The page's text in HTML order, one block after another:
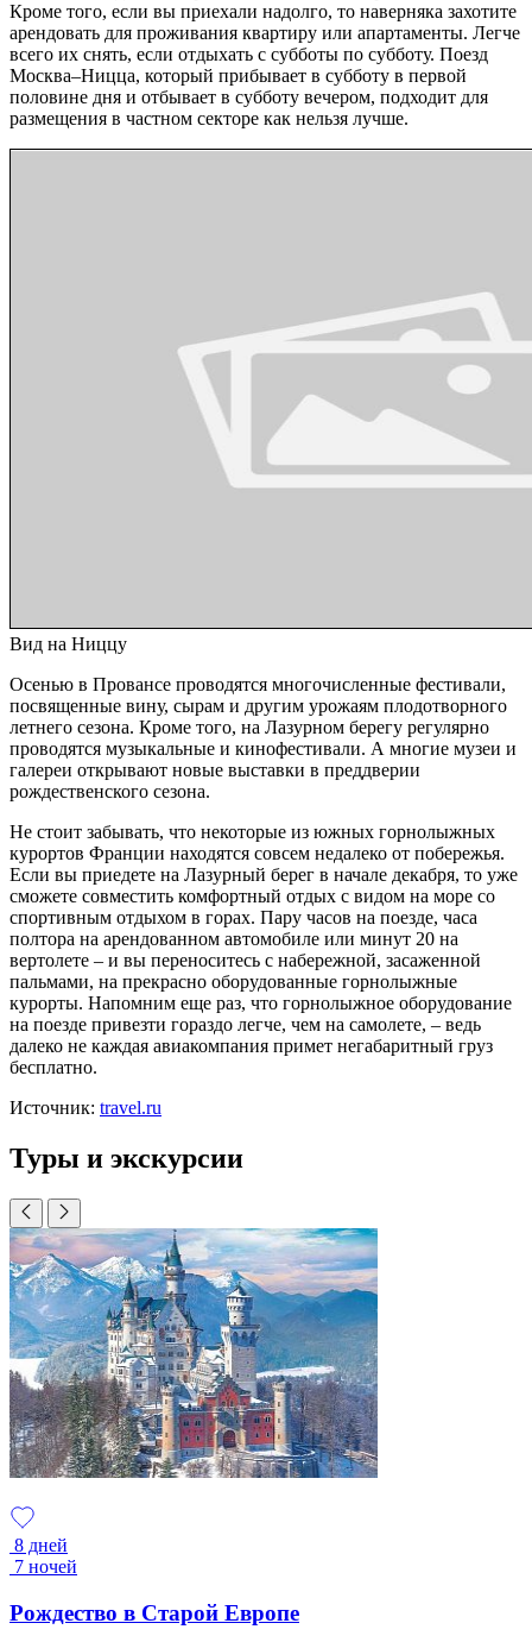
Кроме того, если вы приехали надолго, то наверняка захотите
арендовать для проживания квартиру или апартаменты. Легче
всего их снять, если отдыхать с субботы по субботу. Поезд
Москва–Ницца, который прибывает в субботу в первой
половине дня и отбывает в субботу вечером, подходит для
размещения в частном секторе как нельзя лучше.
Вид на Ниццу
Осенью в Провансе проводятся многочисленные фестивали,
посвященные вину, сырам и другим урожаям плодотворного
летнего сезона. Кроме того, на Лазурном берегу регулярно
проводятся музыкальные и кинофестивали. А многие музеи и
галереи открывают новые выставки в преддверии
рождественского сезона.
Не стоит забывать, что некоторые из южных горнолыжных
курортов Франции находятся совсем недалеко от побережья.
Если вы приедете на Лазурный берег в начале декабря, то уже
сможете совместить комфортный отдых с видом на море со
спортивным отдыхом в горах. Пару часов на поезде, часа
полтора на арендованном автомобиле или минут 20 на
вертолете – и вы переноситесь с набережной, засаженной
пальмами, на прекрасно оборудованные горнолыжные
курорты. Напомним еще раз, что горнолыжное оборудование
на поезде привезти гораздо легче, чем на самолете, – ведь
далеко не каждая авиакомпания примет негабаритный груз
бесплатно.
Источник: travel.ru
Туры и экскурсии
8 дней
7 ночей
Рождество в Старой Европе